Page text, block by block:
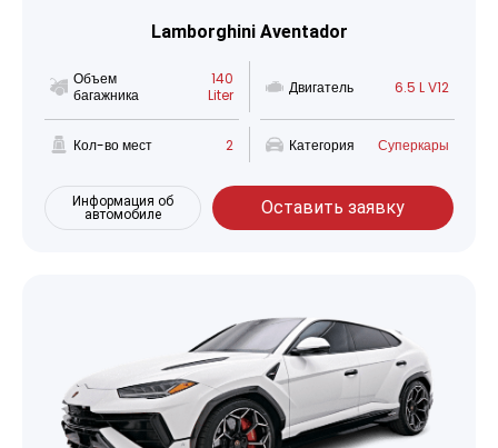
Lamborghini Aventador
Объем
багажника
140
Liter
Двигатель 6.5 L V12
Кол-во мест 2 Категория Суперкары
Информация об
автомобиле
Оставить заявку